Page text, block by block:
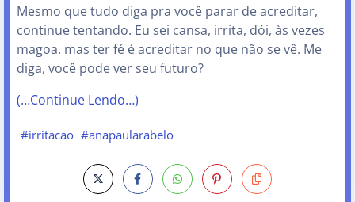
Mesmo que tudo diga pra você parar de acreditar,
continue tentando. Eu sei cansa, irrita, dói, às vezes
magoa. mas ter fé é acreditar no que não se vê. Me
diga, você pode ver seu futuro?
(…Continue Lendo…)
#irritacao #anapaularabelo